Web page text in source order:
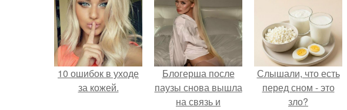
10 ошибок в уходе
за кожей.
Блогерша после
паузы снова вышла
на связь и
Слышали, что есть
перед сном - это
зло?